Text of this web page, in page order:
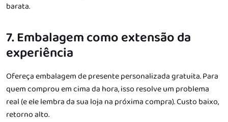
barata.
7. Embalagem como extensão da
experiência
Ofereça embalagem de presente personalizada gratuita. Para
quem comprou em cima da hora, isso resolve um problema
real (e ele lembra da sua loja na próxima compra). Custo baixo,
retorno alto.